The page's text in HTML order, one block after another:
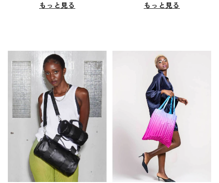
もっと見る
もっと見る